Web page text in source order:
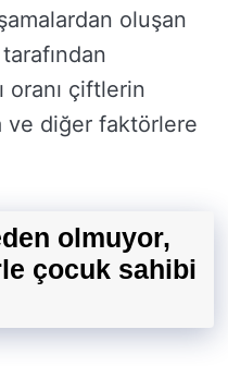
oluşan
oranı çiftlerin
ve diğer faktörlere
olmuyor,
çocuk sahibi